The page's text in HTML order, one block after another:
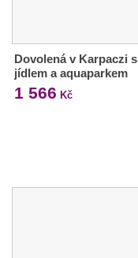
Dovolená v Karpaczi s
jídlem a aquaparkem
1 566 Kč